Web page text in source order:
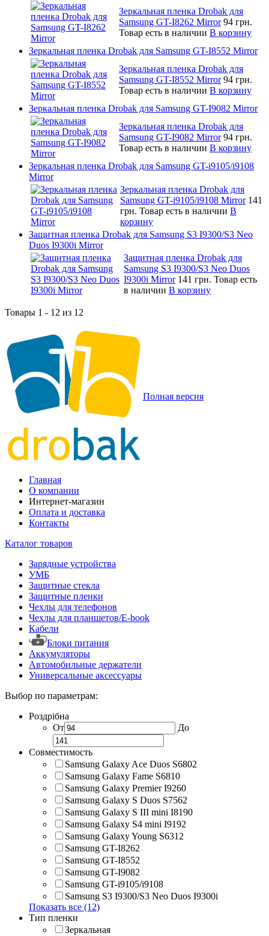
Зеркальная пленка Drobak для
Samsung GT-I8262 Mirror 94 грн.
Товар есть в наличии В корзину
Зеркальная пленка Drobak для Samsung GT-I8552 Mirror
Зеркальная пленка Drobak для
Samsung GT-I8552 Mirror 94 грн.
Товар есть в наличии В корзину
Зеркальная пленка Drobak для Samsung GT-I9082 Mirror
Зеркальная пленка Drobak для
Samsung GT-I9082 Mirror 94 грн.
Товар есть в наличии В корзину
Зеркальная пленка Drobak для Samsung GT-i9105/i9108
Mirror
Зеркальная пленка Drobak для
Samsung GT-i9105/i9108 Mirror 141
грн. Товар есть в наличии В
корзину
Защитная пленка Drobak для Samsung S3 I9300/S3 Neo
Duos I9300i Mirror
Защитная пленка Drobak для
Samsung S3 I9300/S3 Neo Duos
I9300i Mirror 141 грн. Товар есть
в наличии В корзину
Товары 1 - 12 из 12
Полная версия
Главная
О компании
Интернет-магазин
Оплата и доставка
Контакты
Каталог товаров
Зарядные устройства
УМБ
Защитные стекла
Защитные пленки
Чехлы для телефонов
Чехлы для планшетов/E-book
Кабели
Блоки питания
Аккумуляторы
Автомобильные держатели
Универсальные аксессуары
Выбор по параметрам:
Роздрібна
От
До
Совместимость
Samsung Galaxy Ace Duos S6802
Samsung Galaxy Fame S6810
Samsung Galaxy Premier I9260
Samsung Galaxy S Duos S7562
Samsung Galaxy S III mini I8190
Samsung Galaxy S4 mini I9192
Samsung Galaxy Young S6312
Samsung GT-I8262
Samsung GT-I8552
Samsung GT-I9082
Samsung GT-i9105/i9108
Samsung S3 I9300/S3 Neo Duos I9300i
Показать все (12)
Тип пленки
Зеркальная